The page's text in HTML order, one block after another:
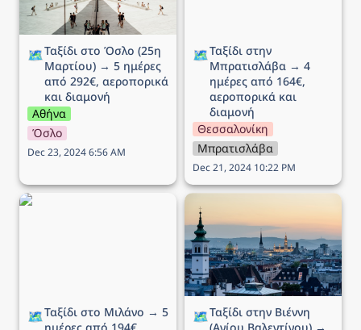
🗺️Ταξίδι στο Όσλο (25η
Μαρτίου) → 5 ημέρες
από 292€, αεροπορικά
και διαμονή
Αθήνα
Όσλο
Dec 23, 2024 6:56 AM
🗺️Ταξίδι στην
Μπρατισλάβα → 4
ημέρες από 164€,
αεροπορικά και
διαμονή
Θεσσαλονίκη
Μπρατισλάβα
Dec 21, 2024 10:22 PM
Ταξίδι στο Μιλάνο → 5
🗺️Ταξίδι στο Μιλάνο → 5
Ταξίδι στην Βιέννη (Αγίου
Βαλεντίνου) → 5 ημέρες
από 172€, αεροπορικά
και διαμονή
🗺️Ταξίδι στην Βιέννη